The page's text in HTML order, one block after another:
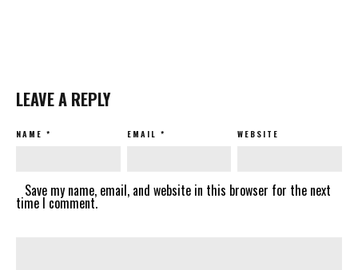
LEAVE A REPLY
NAME * EMAIL * WEBSITE
Save my name, email, and website in this browser for the next
time I comment.